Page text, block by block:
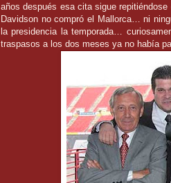
años después esa cita sigue
Davidson no compró el Mallorca… ni
la presidencia la temporada…
traspasos a los dos meses ya no había